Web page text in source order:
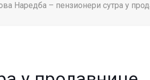
Наредба – пензионери сутра у